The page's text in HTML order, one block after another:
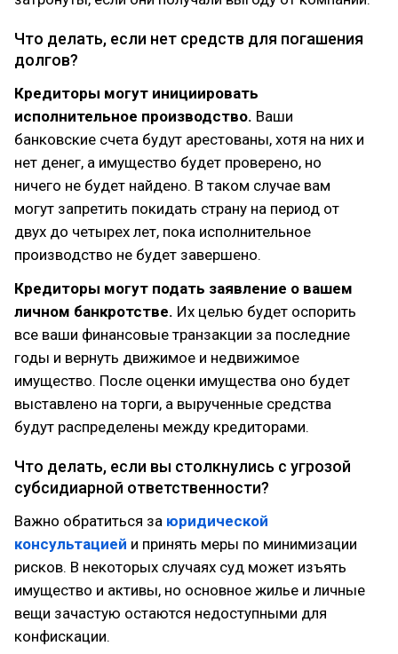
Что делать, если нет средств для погашения
долгов?
Кредиторы могут инициировать
исполнительное производство. Ваши
банковские счета будут арестованы, хотя на них и
нет денег, а имущество будет проверено, но
ничего не будет найдено. В таком случае вам
могут запретить покидать страну на период от
двух до четырех лет, пока исполнительное
производство не будет завершено.
Кредиторы могут подать заявление о вашем
личном банкротстве. Их целью будет оспорить
все ваши финансовые транзакции за последние
годы и вернуть движимое и недвижимое
имущество. После оценки имущества оно будет
выставлено на торги, а вырученные средства
будут распределены между кредиторами.
Что делать, если вы столкнулись с угрозой
субсидиарной ответственности?
Важно обратиться за юридической
консультацией и принять меры по минимизации
рисков. В некоторых случаях суд может изъять
имущество и активы, но основное жилье и личные
вещи зачастую остаются недоступными для
конфискации.